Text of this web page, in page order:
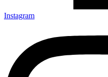
Instagram